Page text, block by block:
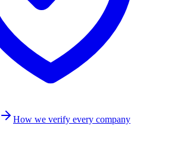
How we verify every company